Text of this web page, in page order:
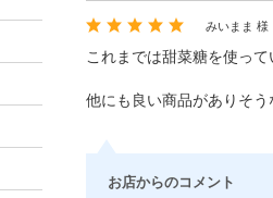
みいまま 様
これまでは甜菜糖を使って
他にも良い商品がありそう
お店からのコメント